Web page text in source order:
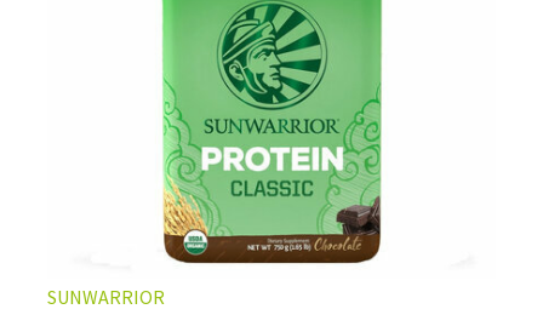
☕ LATTE MACCHIATO GLACÉ
SUNWARRIOR